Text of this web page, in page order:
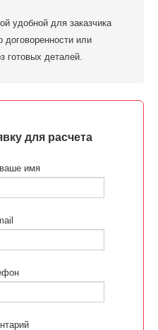
удобной для заказчика
договоренности или
готовых деталей.
для расчета
имя